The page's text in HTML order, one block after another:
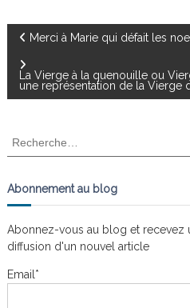
N
i
g
a
t
i
Merci à Marie qui défait les
La Vierge à la quenouille ou
une représentation de la Vierge
h
e
c
h
e
r
Abonnement au blog
Abonnez-vous au blog et recevez
diffusion d'un nouvel article
Email*